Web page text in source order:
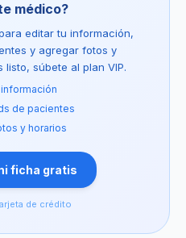
médico?
editar tu información,
y agregar fotos y
súbete al plan VIP.
de pacientes
y horarios
ficha gratis
de crédito